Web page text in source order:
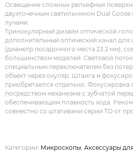
Освещение сложных рельефных
двухточечным светильником Dual
лучами.
Тринокулярный дизайн оптической
дополнительный оптический канал
(диаметр посадочного места 23.2 мм),
большинством моделей. Световой
специальным переключателем без
объект через окуляр. Штанга и
приобретаются отдельно. Фокусировка
посредством механизма с зубчатой
обеспечивающим плавность хода.
совместно со штативами серии TD от
Категории: Микроскопы Аксессуары